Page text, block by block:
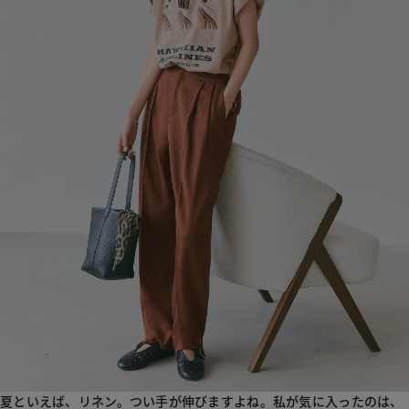
夏といえば、リネン。つい手が伸びますよね。私が気に入ったのは、